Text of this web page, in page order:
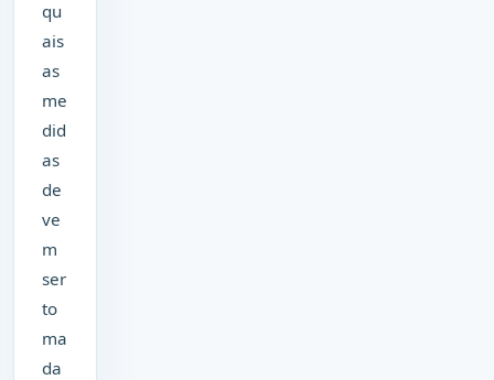
qu
ais
as
me
did
as
de
ve
m
ser
to
ma
da